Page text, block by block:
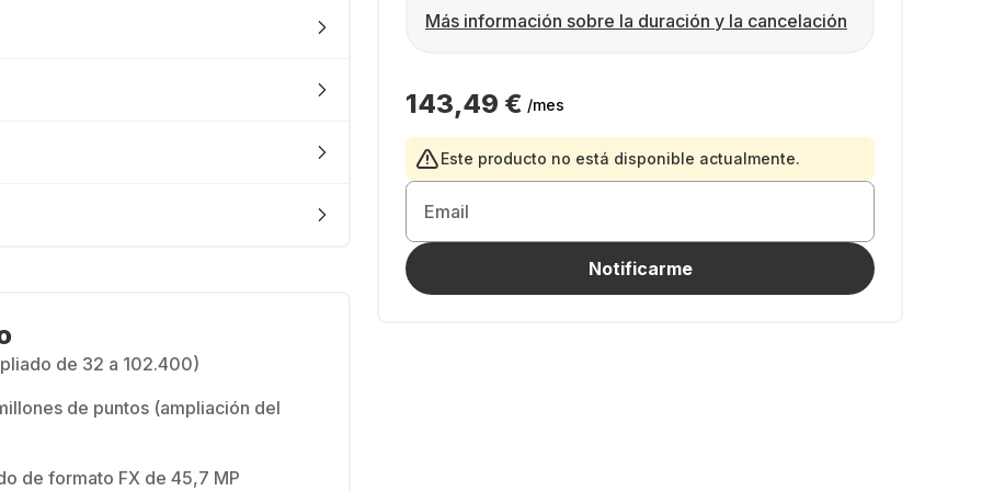
Más información sobre la duración y la cancelación
143,49 € /mes
Este producto no está disponible actualmente.
Email
Notificarme
de 32 a 102.400)
de puntos (ampliación del
de formato FX de 45,7 MP